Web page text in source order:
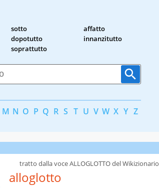
sotto
affatto
dopotutto
innanzitutto
soprattutto
M N O P Q R S T U V W X Y Z
alloglotto
tratto dalla voce ALLOGLOTTO del Wikizionario